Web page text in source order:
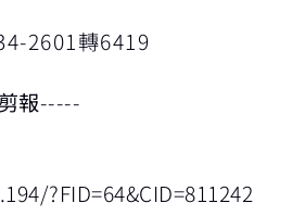
2601轉6419
報-----
?FID=64&CID=811242